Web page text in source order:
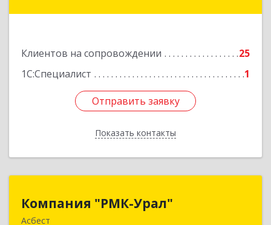
Клиентов на сопровождении
25
1С:Специалист
1
Отправить заявку
Показать контакты
Отправить заявку
Назад
Компания "РМК-Урал"
Асбест